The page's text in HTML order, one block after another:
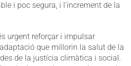
i poc segura, i l’increment de la
urgent reforçar i impulsar
que millorin la salut de la
de la justícia climàtica i social.